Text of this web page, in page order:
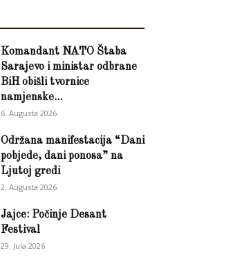
Komandant NATO Štaba
Sarajevo i ministar odbrane
BiH obišli tvornice
namjenske...
6. Augusta 2026.
Održana manifestacija “Dani
pobjede, dani ponosa” na
Ljutoj gredi
2. Augusta 2026.
Jajce: Počinje Desant
Festival
29. Jula 2026.